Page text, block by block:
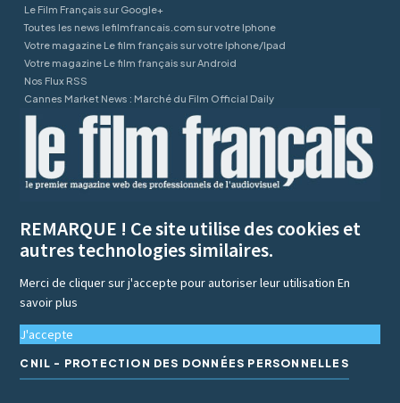
Le Film Français sur Google+
Toutes les news lefilmfrancais.com sur votre Iphone
Votre magazine Le film français sur votre Iphone/Ipad
Votre magazine Le film français sur Android
Nos Flux RSS
Cannes Market News : Marché du Film Official Daily
REMARQUE ! Ce site utilise des cookies et
autres technologies similaires.
Merci de cliquer sur j'accepte pour autoriser leur utilisationEn
savoir plus
J'accepte
CNIL - PROTECTION DES DONNÉES PERSONNELLES